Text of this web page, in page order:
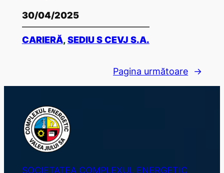
30/04/2025
CARIERĂ, SEDIU S CEVJ S.A.
Pagina următoare →
SOCIETATEA COMPLEXUL ENERGETIC